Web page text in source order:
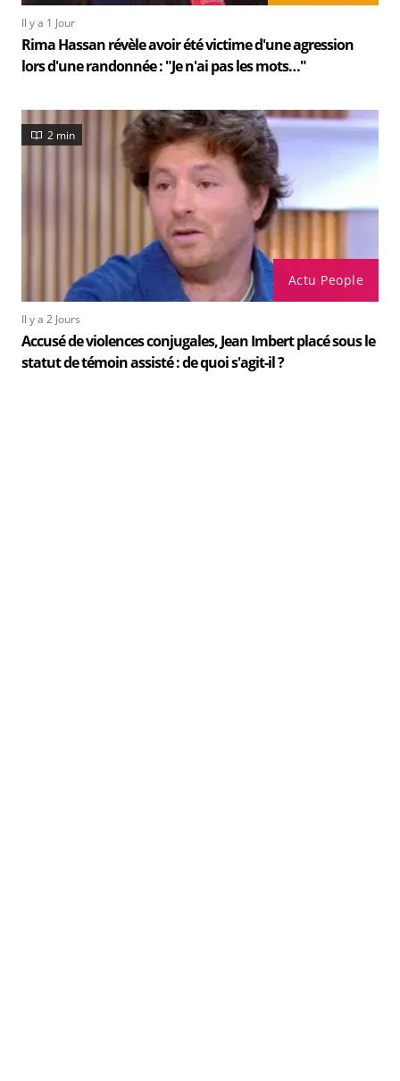
Il y a 1 Jour
Rima Hassan révèle avoir été victime d'une agression
lors d'une randonnée : "Je n'ai pas les mots…"
Actu People
2 min
Il y a 2 Jours
Accusé de violences conjugales, Jean Imbert placé sous le
statut de témoin assisté : de quoi s'agit-il ?